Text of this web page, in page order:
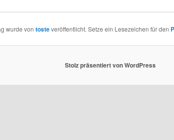
wurde vontosteveröffentlicht. Setze ein Lesezeichen für den
Stolz präsentiert von WordPress